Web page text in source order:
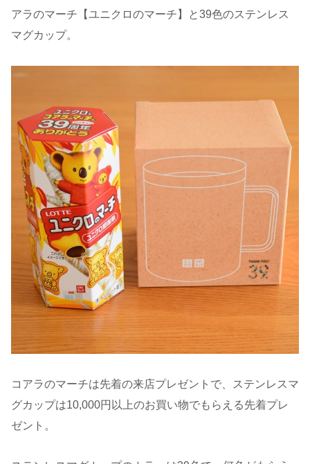
アラのマーチ【ユニクロのマーチ】と39色のステンレス
マグカップ。
コアラのマーチは先着の来店プレゼントで、ステンレスマ
グカップは10,000円以上のお買い物でもらえる先着プレ
ゼント。